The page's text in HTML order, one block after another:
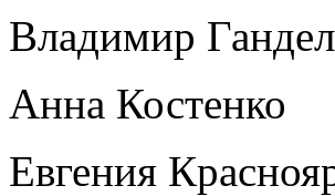
Владимир
Анна Костенко
Евгения